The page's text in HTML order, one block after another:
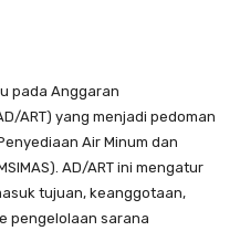
pada Anggaran
ART) yang menjadi pedoman
Air Minum dan
AD/ART ini mengatur
tujuan, keanggotaan,
pengelolaan sarana